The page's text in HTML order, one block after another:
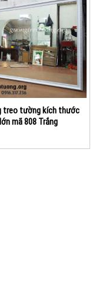
treo tường kích thước
lớn mã 808 Trắng